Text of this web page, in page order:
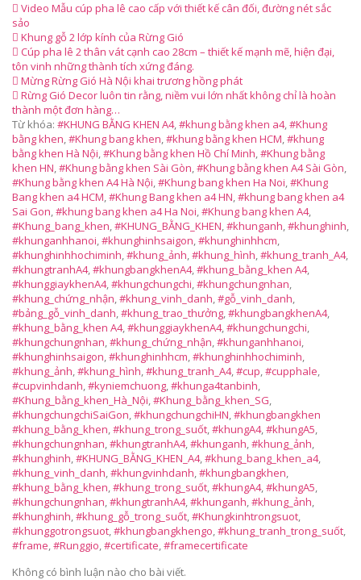
Video Mẫu cúp pha lê cao cấp với thiết kế cân đối, đường nét sắc
sảo
Khung gỗ 2 lớp kính của Rừng Gió
Cúp pha lê 2 thân vát cạnh cao 28cm – thiết kế mạnh mẽ, hiện đại,
tôn vinh những thành tích xứng đáng.
Mừng Rừng Gió Hà Nội khai trương hồng phát
Rừng Gió Decor luôn tin rằng, niềm vui lớn nhất không chỉ là hoàn
thành một đơn hàng…
Từ khóa: #KHUNG BẰNG KHEN A4,#khung bằng khen a4,#Khung
bằng khen,#Khung bang khen,#khung bằng khen HCM,#khung
bằng khen Hà Nội,#Khung bằng khen Hồ Chí Minh,#Khung bằng
khen HN,#Khung bằng khen Sài Gòn,#Khung bằng khen A4 Sài Gòn,
#Khung bằng khen A4 Hà Nội,#Khung bang khen Ha Noi,#Khung
Bang khen a4 HCM,#Khung Bang khen a4 HN,#khung bang khen a4
Sai Gon,#khung bang khen a4 Ha Noi,#Khung bang khen A4,
#Khung_bang_khen,#KHUNG_BẰNG_KHEN,#khunganh,#khunghinh,
#khunganhhanoi,#khunghinhsaigon,#khunghinhhcm,
#khunghinhhochiminh,#khung_ảnh,#khung_hình,#khung_tranh_A4,
#khungtranhA4,#khungbangkhenA4,#khung_bằng_khen A4,
#khunggiaykhenA4,#khungchungchi,#khungchungnhan,
#khung_chứng_nhận,#khung_vinh_danh,#gỗ_vinh_danh,
#bảng_gỗ_vinh_danh,#khung_trao_thưởng,#khungbangkhenA4,
#khung_bằng_khen A4,#khunggiaykhenA4,#khungchungchi,
#khungchungnhan,#khung_chứng_nhận,#khunganhhanoi,
#khunghinhsaigon,#khunghinhhcm,#khunghinhhochiminh,
#khung_ảnh,#khung_hình,#khung_tranh_A4,#cup,#cupphale,
#cupvinhdanh,#kyniemchuong,#khunga4tanbinh,
#Khung_bằng_khen_Hà_Nội,#Khung_bằng_khen_SG,
#khungchungchiSaiGon,#khungchungchiHN,#khungbangkhen
#khung_bằng_khen,#khung_trong_suốt,#khungA4,#khungA5,
#khungchungnhan,#khungtranhA4,#khunganh,#khung_ảnh,
#khunghinh,#KHUNG_BẰNG_KHEN_A4,#khung_bang_khen_a4,
#khung_vinh_danh,#khungvinhdanh,#khungbangkhen,
#khung_bằng_khen,#khung_trong_suốt,#khungA4,#khungA5,
#khungchungnhan,#khungtranhA4,#khunganh,#khung_ảnh,
#khunghinh,#khung_gỗ_trong_suốt,#Khungkinhtrongsuot,
#khunggotrongsuot,#khungbangkhengo,#khung_tranh_trong_suốt,
#frame,#Runggio,#certificate,#framecertificate
Không có bình luận nào cho bài viết.